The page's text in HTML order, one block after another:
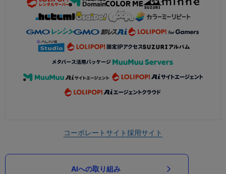
コーポレートサイト採用サイト
AIへの取り組み